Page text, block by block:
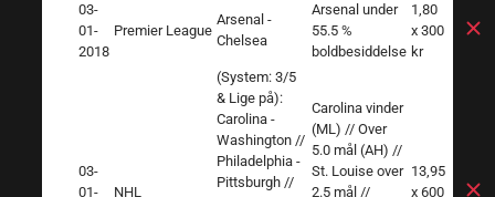
03-
01-
2018
Premier League
Arsenal -
Chelsea
Arsenal under
55.5 %
boldbesiddelse
1,80
x 300
kr
03-
01-
NHL
(System: 3/5
& Lige på):
Carolina -
Washington //
Philadelphia -
Pittsburgh //
Carolina vinder
(ML) // Over
5.0 mål (AH) //
St. Louise over
2.5 mål //
13,95
x 600